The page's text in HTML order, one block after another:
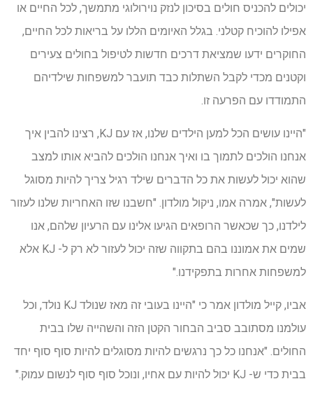
יכולים להכניס חולים בסיכון לנזק נוירולוגי מתמשך, לכל החיים או
אפילו להוכיח קטלני. בגלל האיומים הללו על בריאות לכל החיים,
החוקרים ידעו שמציאת דרכים חדשות לטיפול בחולים צעירים
וקטנים מכדי לקבל השתלות כבד תועבר למשפחות שילדיהם
התמודדו עם הפרעה זו.
"היינו עושים הכל למען הילדים שלנו, אז עם KJ, רצינו להבין איך
אנחנו הולכים לתמוך בו ואיך אנחנו הולכים להביא אותו למצב
שהוא יכול לעשות את כל הדברים שילד רגיל צריך להיות מסוגל
לעשות", אמרה אמו, ניקול מולדון. "חשבנו שזו האחריות שלנו לעזור
לילדנו, כך שכאשר הרופאים הגיעו אלינו עם הרעיון שלהם, אנו
שמים את אמוננו בהם בתקווה שזה יכול לעזור לא רק ל- KJ אלא
למשפחות אחרות בתפקידנו."
אביו, קייל מולדון אמר כי "היינו בעובי זה מאז שנולד KJ נולד, וכל
עולמנו מסתובב סביב הבחור הקטן הזה והשהייה שלו בבית
החולים. "אנחנו כל כך נרגשים להיות מסוגלים להיות סוף סוף יחד
בבית כדי ש- KJ יכול להיות עם אחיו, ונוכל סוף סוף לנשום עמוק."